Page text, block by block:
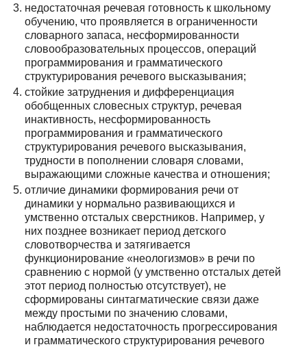
недостаточная речевая готовность к школьному
обучению, что проявляется в ограниченности
словарного запаса, несформированности
словообразовательных процессов, операций
программирования и грамматического
структурирования речевого высказывания;
стойкие затруднения и дифференциация
обобщенных словесных структур, речевая
инактивность, несформированность
программирования и грамматического
структурирования речевого высказывания,
трудности в пополнении словаря словами,
выражающими сложные качества и отношения;
отличие динамики формирования речи от
динамики у нормально развивающихся и
умственно отсталых сверстников. Например, у
них позднее возникает период детского
словотворчества и затягивается
функционирование «неологизмов» в речи по
сравнению с нормой (у умственно отсталых детей
этот период полностью отсутствует), не
сформированы синтагматические связи даже
между простыми по значению словами,
наблюдается недостаточность прогрессирования
и грамматического структурирования речевого